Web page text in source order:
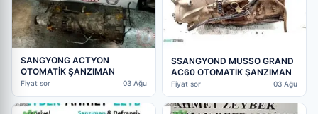
SANGYONG ACTYON
OTOMATİK ŞANZIMAN
Fiyat sor 03 Ağu
SSANGYOND MUSSO GRAND
AC60 OTOMATİK ŞANZIMAN
Fiyat sor 03 Ağu